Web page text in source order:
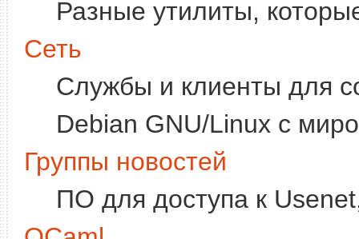
Разные утилиты,
Сеть
Службы и клиенты для
Debian GNU/Linux с
Группы новостей
ПО для доступа к